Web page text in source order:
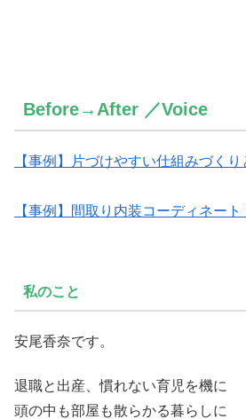
Before→After ／Voice
【事例】片づけやすい仕組みづくり
【事例】間取り内装コーディネー
私のこと
安尾香奈です。
退職と出産、慣れない育児を機に
頭の中も部屋も散らかる暮らしに